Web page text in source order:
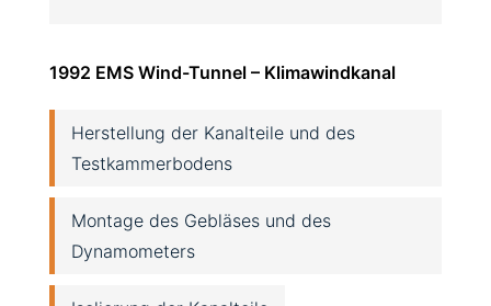
1992 EMS Wind-Tunnel – Klimawindkanal
Herstellung der Kanalteile und des
Testkammerbodens
Montage des Gebläses und des
Dynamometers